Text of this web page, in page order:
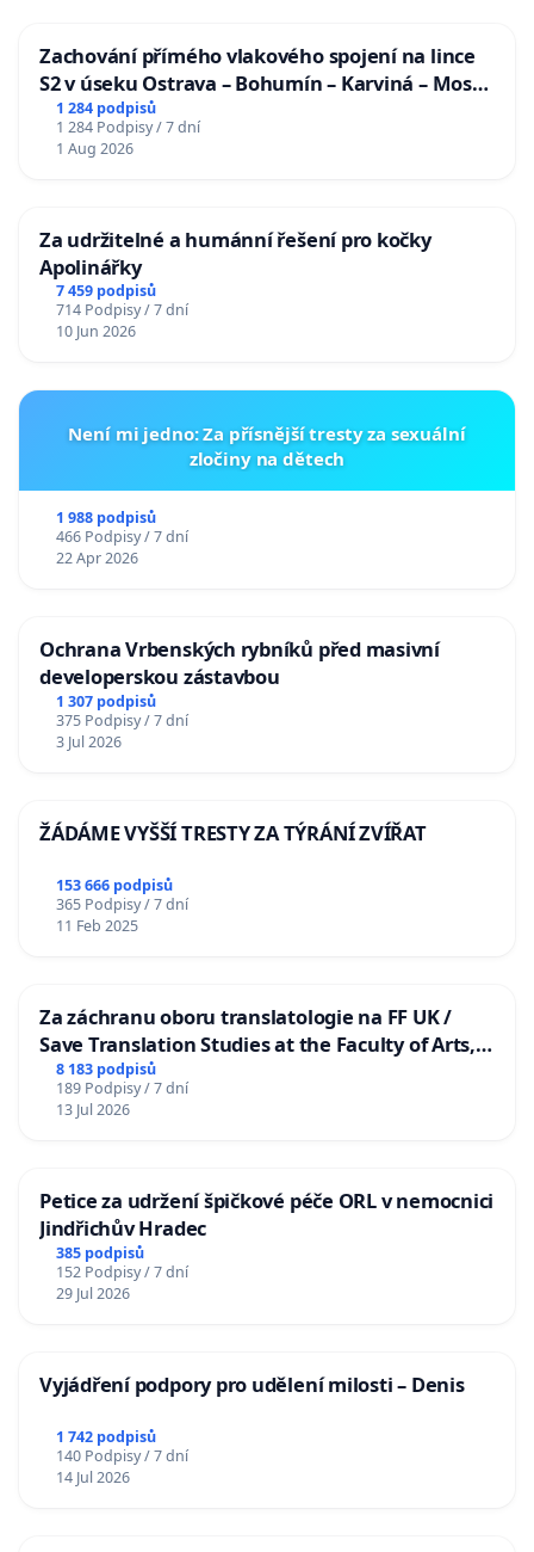
Zachování přímého vlakového spojení na lince
S2 v úseku Ostrava – Bohumín – Karviná – Mosty
u Jablunkova
1 284 podpisů
1 284 Podpisy / 7 dní
1 Aug 2026
Za udržitelné a humánní řešení pro kočky
Apolinářky
7 459 podpisů
714 Podpisy / 7 dní
10 Jun 2026
Není mi jedno: Za přísnější tresty za sexuální
zločiny na dětech
1 988 podpisů
466 Podpisy / 7 dní
22 Apr 2026
Ochrana Vrbenských rybníků před masivní
developerskou zástavbou
1 307 podpisů
375 Podpisy / 7 dní
3 Jul 2026
ŽÁDÁME VYŠŠÍ TRESTY ZA TÝRÁNÍ ZVÍŘAT
153 666 podpisů
365 Podpisy / 7 dní
11 Feb 2025
Za záchranu oboru translatologie na FF UK /
Save Translation Studies at the Faculty of Arts,
Charles University
8 183 podpisů
189 Podpisy / 7 dní
13 Jul 2026
Petice za udržení špičkové péče ORL v nemocnici
Jindřichův Hradec
385 podpisů
152 Podpisy / 7 dní
29 Jul 2026
Vyjádření podpory pro udělení milosti – Denis
1 742 podpisů
140 Podpisy / 7 dní
14 Jul 2026